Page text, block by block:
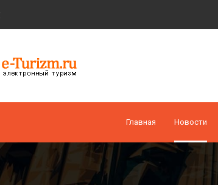
Главная Новости